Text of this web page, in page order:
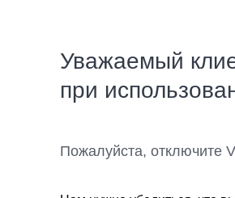
Уважаемый
при
Пожалуйста, отключите